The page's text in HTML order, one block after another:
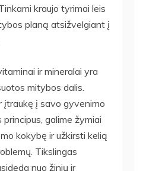
kraujo tyrimai leis
planą atsižvelgiant į
ir mineralai yra
mitybos dalis.
įtraukę į savo gyvenimo
galime žymiai
kokybę ir užkirsti kelią
Tikslingas
nuo žinių ir